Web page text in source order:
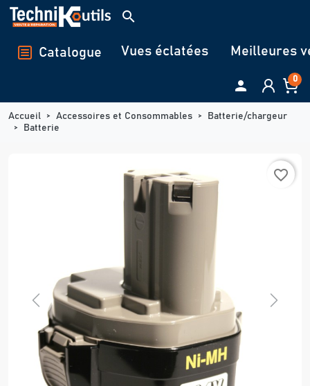
Panneau de gestion des cookies
search
Catalogue Vues éclatées Meilleures
 0
Accueil Accessoires et Consommables
Batterie/chargeur
Batterie
favorite_border
Previous Next